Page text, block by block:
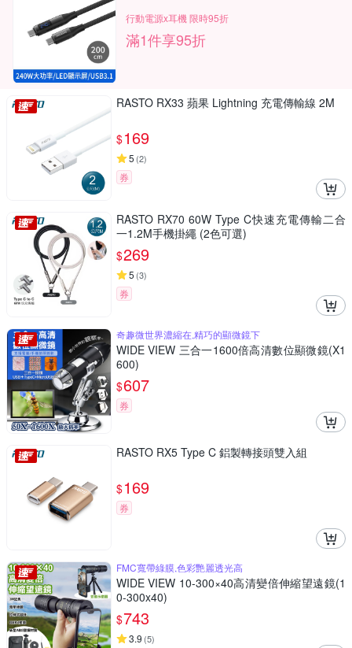
行動電源x耳機 限時95折
滿1件享95折
RASTO RX33 蘋果 Lightning 充電傳輸線 2M
$169
5 (2)
券
RASTO RX70 60W Type C快速充電傳輸二合
一1.2M手機掛繩 (2色可選)
$269
5 (3)
券
奇趣微世界濃縮在,精巧的顯微鏡下
WIDE VIEW 三合一1600倍高清數位顯微鏡(X1
600)
$607
券
RASTO RX5 Type C 鋁製轉接頭雙入組
$169
券
FMC寬帶綠膜,色彩艷麗透光高
WIDE VIEW 10-300×40高清變倍伸縮望遠鏡(1
0-300x40)
$743
3.9 (5)